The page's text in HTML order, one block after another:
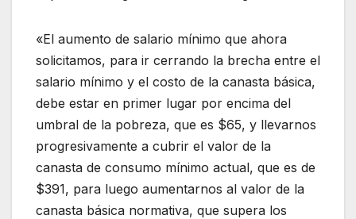
«El aumento de salario mínimo que ahora
solicitamos, para ir cerrando la brecha entre el
salario mínimo y el costo de la canasta básica,
debe estar en primer lugar por encima del
umbral de la pobreza, que es $65, y llevarnos
progresivamente a cubrir el valor de la
canasta de consumo mínimo actual, que es de
$391, para luego aumentarnos al valor de la
canasta básica normativa, que supera los